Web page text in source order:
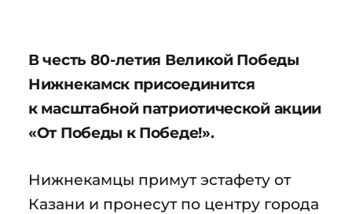
В честь 80-летия Великой Победы
Нижнекамск присоединится
к масштабной патриотической акции
«От Победы к Победе!».
Нижнекамцы примут эстафету от
Казани и пронесут по центру города